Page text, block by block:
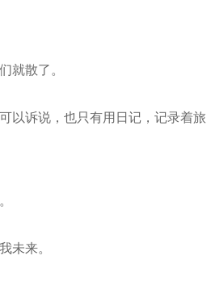
就散了。
诉说，也只有用日记，记录着旅
未来。